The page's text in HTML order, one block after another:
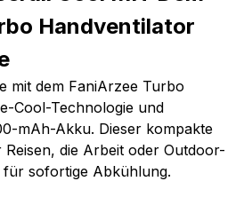
Handventilator
mit dem FaniArzee Turbo
Cool-Technologie und
mAh-Akku. Dieser kompakte
die Arbeit oder Outdoor-
sofortige Abkühlung.